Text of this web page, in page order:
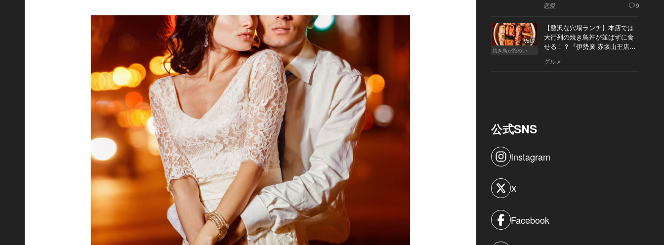
恋愛 9
Vol.7
焼き鳥が艶めいてきた
【贅沢な穴場ランチ】本店では
大行列の焼き鳥丼が並ばずに食
せる！？『伊勢廣 赤坂山王店』
グルメ
公式SNS
Instagram
X
Facebook